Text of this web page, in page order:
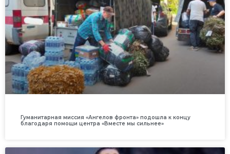
Гуманитарная миссия «Ангелов фронта» подошла к концу
благодаря помощи центра «Вместе мы сильнее»